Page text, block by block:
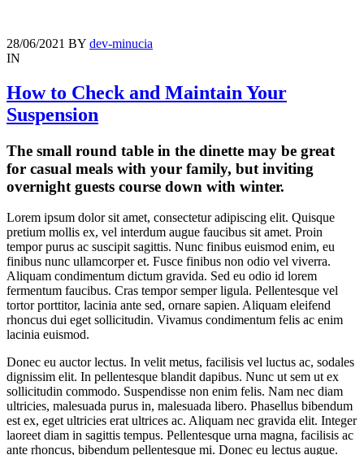
28/06/2021 BY dev-minucia
IN
How to Check and Maintain Your
Suspension
The small round table in the dinette may be great
for casual meals with your family, but inviting
overnight guests course down with winter.
Lorem ipsum dolor sit amet, consectetur adipiscing elit. Quisque
pretium mollis ex, vel interdum augue faucibus sit amet. Proin
tempor purus ac suscipit sagittis. Nunc finibus euismod enim, eu
finibus nunc ullamcorper et. Fusce finibus non odio vel viverra.
Aliquam condimentum dictum gravida. Sed eu odio id lorem
fermentum faucibus. Cras tempor semper ligula. Pellentesque vel
tortor porttitor, lacinia ante sed, ornare sapien. Aliquam eleifend
rhoncus dui eget sollicitudin. Vivamus condimentum felis ac enim
lacinia euismod.
Donec eu auctor lectus. In velit metus, facilisis vel luctus ac, sodales
dignissim elit. In pellentesque blandit dapibus. Nunc ut sem ut ex
sollicitudin commodo. Suspendisse non enim felis. Nam nec diam
ultricies, malesuada purus in, malesuada libero. Phasellus bibendum
est ex, eget ultricies erat ultrices ac. Aliquam nec gravida elit. Integer
laoreet diam in sagittis tempus. Pellentesque urna magna, facilisis ac
ante rhoncus, bibendum pellentesque mi. Donec eu lectus augue.